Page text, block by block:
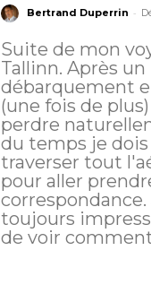
Bertrand Duperrin -
Suite de mon
Tallinn. Après un
débarquement
(une fois de
perdre
du temps je
traverser tout
pour aller
correspondance.
toujours
de voir